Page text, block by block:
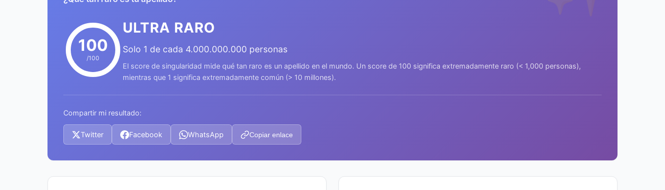
100
/100
ULTRA RARO
Solo 1 de cada 4.000.000.000 personas
El score de singularidad mide qué tan raro es un apellido en el mundo. Un score de 100 significa extremadamente raro (< 1,000 personas),
mientras que 1 significa extremadamente común (> 10 millones).
Compartir mi resultado:
Twitter Facebook WhatsApp Copiar enlace